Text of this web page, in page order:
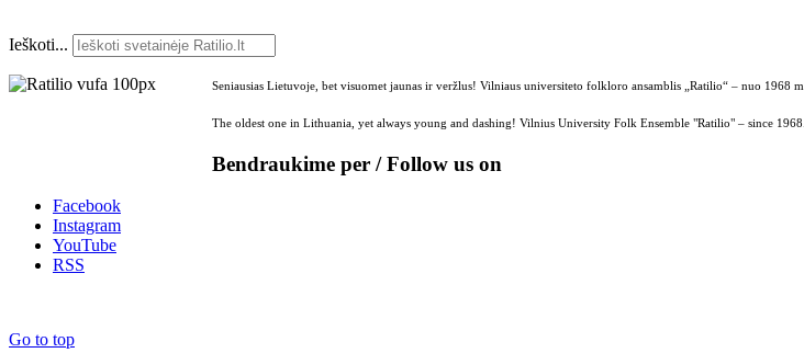
Ieškoti...
Seniausias Lietuvoje, bet visuomet jaunas ir veržlus! Vilniaus universiteto folkloro ansamblis „Ratilio“ – nuo 1968 m.
The oldest one in Lithuania, yet always young and dashing! Vilnius University Folk Ensemble "Ratilio" – since 1968.
Bendraukime per / Follow us on
Facebook
Instagram
YouTube
RSS
Go to top